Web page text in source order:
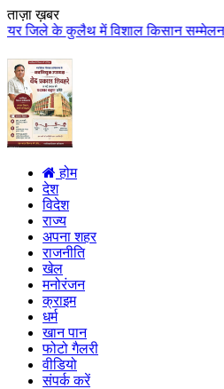
ताज़ा ख़बर
सम्मेलन आयोजित लगभग
होम
देश
विदेश
राज्य
अपना शहर
राजनीति
खेल
मनोरंजन
क्राइम
धर्म
खान पान
फोटो गैलरी
वीडियो
संपर्क करें